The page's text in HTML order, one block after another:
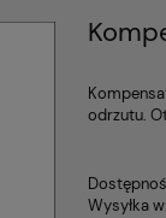
odrzutu.
Wysyłka w: